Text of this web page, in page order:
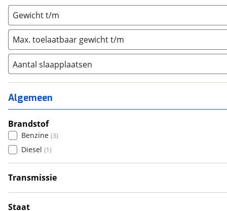
Gewicht t/m
Max. toelaatbaar gewicht t/m
Aantal slaapplaatsen
1 (2)
2 (1)
3 (0)
4 (0)
5 (0)
6+ (0
Algemeen
Brandstof
Benzine (3)
Diesel (1)
Transmissie
Staat